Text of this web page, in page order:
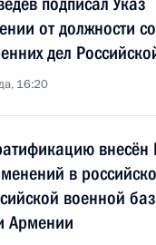
от должности
дел
16:20
внесён
в
военной
Армении